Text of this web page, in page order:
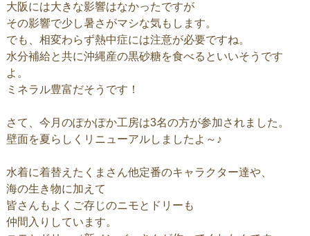
大阪には大きな影響はなかったですが
その影響で少し暑さがマシな気もします。
でも、相変わらず熱中症には注意が必要ですね。
水分補給と共に沖縄産の黒砂糖を食べるといいそうです
よ。
ミネラル豊富だそうです！
さて、今月のぽかぽか工房は3名の方が参加されました。
壁面を夏らしくリニューアルしましたよ～♪
水着に着替えたくまさん他定番のキャラクター達や、
海の生き物に加えて
皆さんもよくご存じのニモとドリーも
仲間入りしています。